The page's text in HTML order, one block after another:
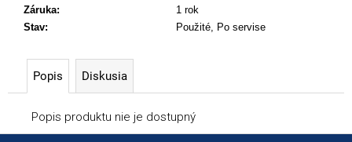
Záruka:
1 rok
Stav: Použité, Po servise
Popis Diskusia
Popis produktu nie je dostupný
369